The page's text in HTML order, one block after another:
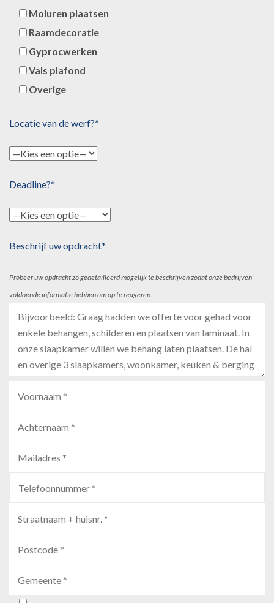
Moluren plaatsen
Raamdecoratie
Gyprocwerken
Vals plafond
Overige
Locatie van de werf?*
Deadline?*
Beschrijf uw opdracht*
Probeer uw opdracht zo gedetailleerd mogelijk te beschrijven zodat onze bedrijven
voldoende informatie hebben om op te reageren.